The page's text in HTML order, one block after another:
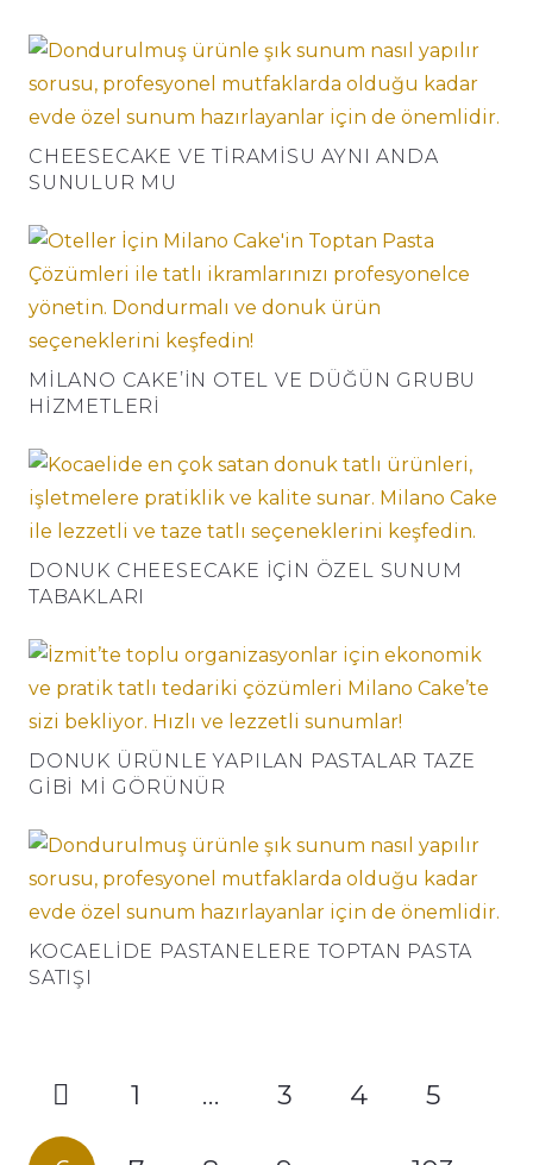
CHEESECAKE VE TIRAMISU AYNI ANDA
SUNULUR MU
MILANO CAKE’IN OTEL VE DÜĞÜN GRUBU
HIZMETLERI
DONUK CHEESECAKE İÇIN ÖZEL SUNUM
TABAKLARI
DONUK ÜRÜNLE YAPILAN PASTALAR TAZE
GIBI MI GÖRÜNÜR
KOCAELIDE PASTANELERE TOPTAN PASTA
SATIŞI
1 … 3 4 5